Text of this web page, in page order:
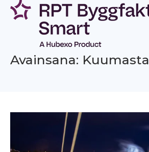
Siirry
sisältöön
Avainsana: Kuumasta